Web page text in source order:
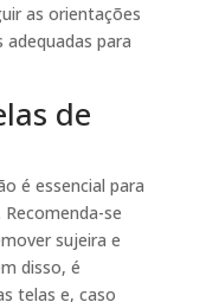
as orientações
para
de
é essencial para
se
sujeira e
disso, é
telas e, caso